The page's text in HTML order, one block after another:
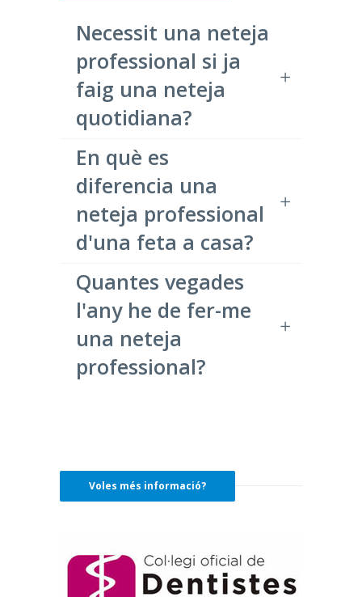
Necessit una neteja
professional si ja
faig una neteja
quotidiana?
En què es
diferencia una
neteja professional
d'una feta a casa?
Quantes vegades
l'any he de fer-me
una neteja
professional?
Voles més informació?